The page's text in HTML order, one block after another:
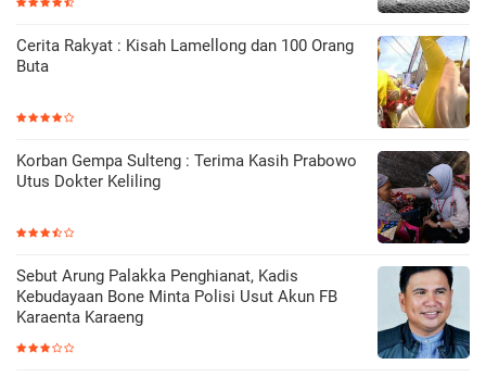
Cerita Rakyat : Kisah Lamellong dan 100 Orang
Buta
Korban Gempa Sulteng : Terima Kasih Prabowo
Utus Dokter Keliling
Sebut Arung Palakka Penghianat, Kadis
Kebudayaan Bone Minta Polisi Usut Akun FB
Karaenta Karaeng